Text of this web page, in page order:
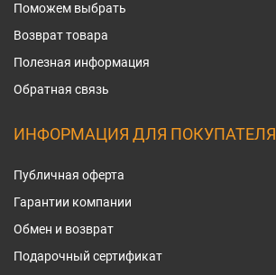
Поможем выбрать
Возврат товара
Полезная информация
Обратная связь
ИНФОРМАЦИЯ ДЛЯ ПОКУПАТЕЛЯ
Публичная оферта
Гарантии компании
Обмен и возврат
Подарочный сертификат